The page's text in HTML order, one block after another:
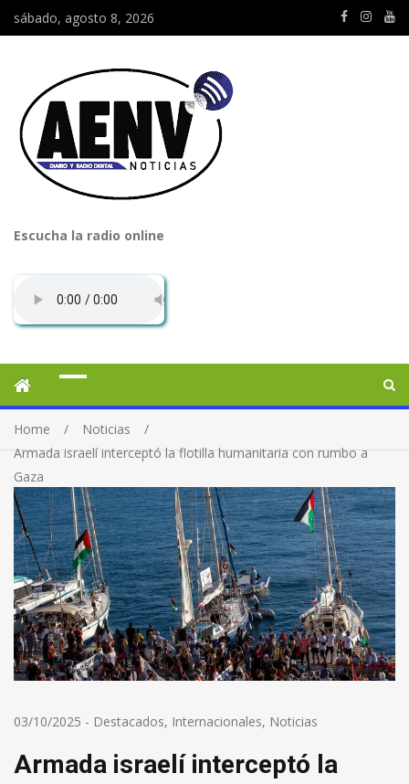
sábado, agosto 8, 2026
Escucha la radio online
Home
Noticias
Armada israelí interceptó la flotilla humanitaria con rumbo a
Gaza
03/10/2025 - Destacados, Internacionales, Noticias
Armada israelí interceptó la